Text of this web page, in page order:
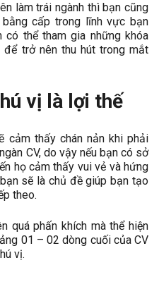
làm trái ngành thì bạn cũng
cấp trong lĩnh vực bạn
thể tham gia những khóa
để trở nên thu hút trong mắt
vị là lợi thế
cảm thấy chán nản khi phải
CV, do vậy nếu bạn có sở
họ cảm thấy vui vẻ và hứng
sẽ là chủ đề giúp bạn tạo
theo.
quá phấn khích mà thể hiện
01 – 02 dòng cuối của CV
vị.